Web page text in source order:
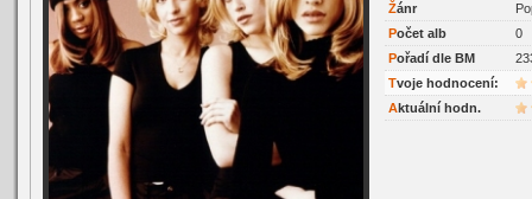
Žánr
Počet alb
0
Pořadí dle BM
Tvoje hodnocení:
Aktuální hodn.